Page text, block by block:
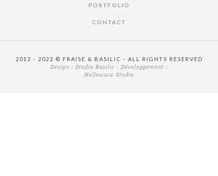
PORTFOLIO
CONTACT
2012 - 2022 © FRAISE & BASILIC - ALL RIGHTS RESERVED
Design : Studio Basilic - Développement :
Hellowww Studio